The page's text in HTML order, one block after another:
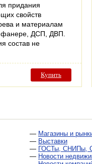
придания
свойств
и материалам
фанере, ДСП, ДВП.
состав не
Купить
— Магазины и
— Выставки
— ГОСТы, СНИПы,
— Новости